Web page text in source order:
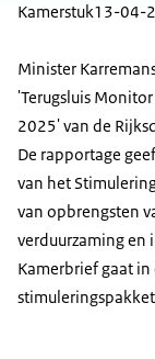
Kamerstuk13-04-
Minister
'Terugsluis
2025' van de
De rapportage
van het
van opbrengsten
verduurzaming en
Kamerbrief gaat